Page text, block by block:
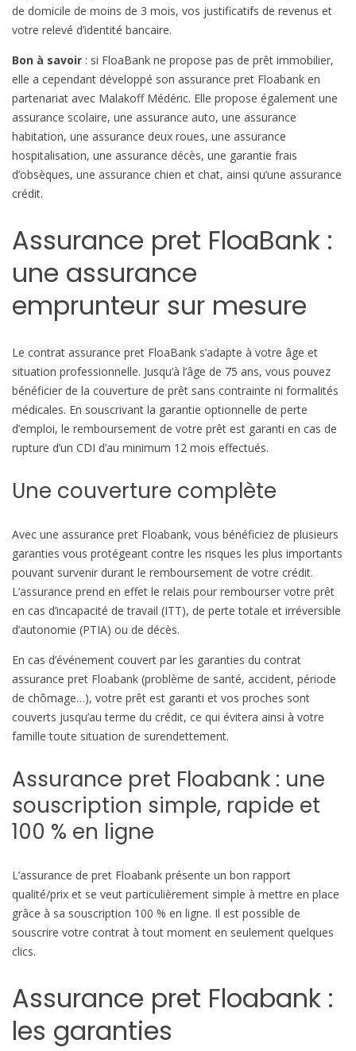
de domicile de moins de 3 mois, vos justificatifs de revenus et
votre relevé d’identité bancaire.
Bon à savoir : si FloaBank ne propose pas de prêt immobilier,
elle a cependant développé son assurance pret Floabank en
partenariat avec Malakoff Médéric. Elle propose également une
assurance scolaire, une assurance auto, une assurance
habitation, une assurance deux roues, une assurance
hospitalisation, une assurance décès, une garantie frais
d’obsèques, une assurance chien et chat, ainsi qu’une assurance
crédit.
Assurance pret FloaBank :
une assurance
emprunteur sur mesure
Le contrat assurance pret FloaBank s’adapte à votre âge et
situation professionnelle. Jusqu’à l’âge de 75 ans, vous pouvez
bénéficier de la couverture de prêt sans contrainte ni formalités
médicales. En souscrivant la garantie optionnelle de perte
d’emploi, le remboursement de votre prêt est garanti en cas de
rupture d’un CDI d’au minimum 12 mois effectués.
Une couverture complète
Avec une assurance pret Floabank, vous bénéficiez de plusieurs
garanties vous protégeant contre les risques les plus importants
pouvant survenir durant le remboursement de votre crédit.
L’assurance prend en effet le relais pour rembourser votre prêt
en cas d’incapacité de travail (ITT), de perte totale et irréversible
d’autonomie (PTIA) ou de décès.
En cas d’événement couvert par les garanties du contrat
assurance pret Floabank (problème de santé, accident, période
de chômage…), votre prêt est garanti et vos proches sont
couverts jusqu’au terme du crédit, ce qui évitera ainsi à votre
famille toute situation de surendettement.
Assurance pret Floabank : une
souscription simple, rapide et
100 % en ligne
L’assurance de pret Floabank présente un bon rapport
qualité/prix et se veut particulièrement simple à mettre en place
grâce à sa souscription 100 % en ligne. Il est possible de
souscrire votre contrat à tout moment en seulement quelques
clics.
Assurance pret Floabank :
les garanties